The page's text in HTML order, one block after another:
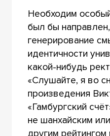
Необходим
был бы
генерирование
идентичности
какой-нибудь
«Слушайте, я во
произведения
«Гамбургский
не шанхайским